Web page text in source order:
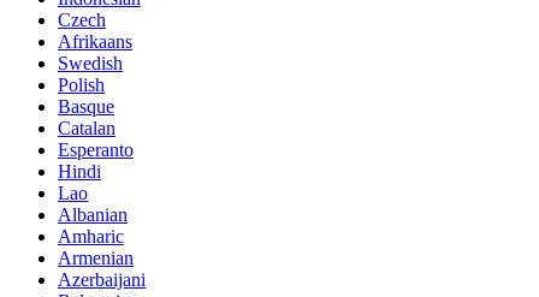
Czech
Afrikaans
Swedish
Polish
Basque
Catalan
Esperanto
Hindi
Lao
Albanian
Amharic
Armenian
Azerbaijani